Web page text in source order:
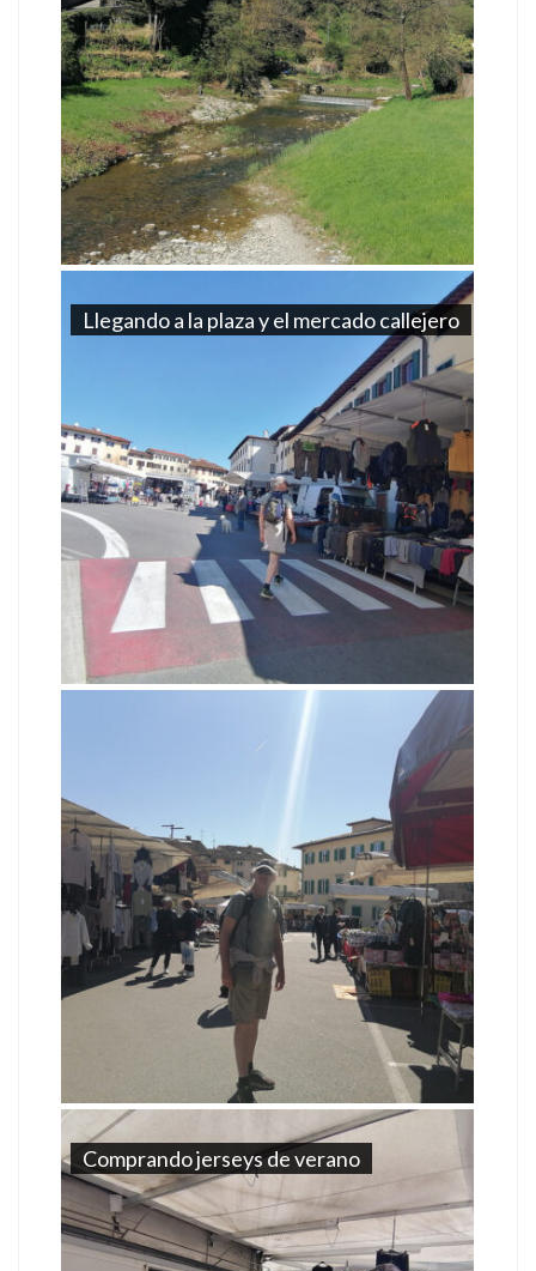
Llegando a la plaza y el mercado callejero
Comprando jerseys de verano